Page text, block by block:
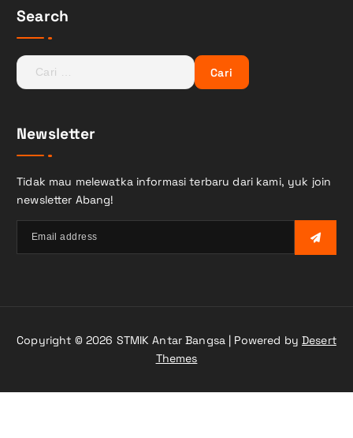
Search
C
a
u
n
u
k
Newsletter
Tidak mau melewatka informasi terbaru dari kami, yuk join
newsletter Abang!
Copyright © 2026 STMIK Antar Bangsa | Powered byDesert
Themes